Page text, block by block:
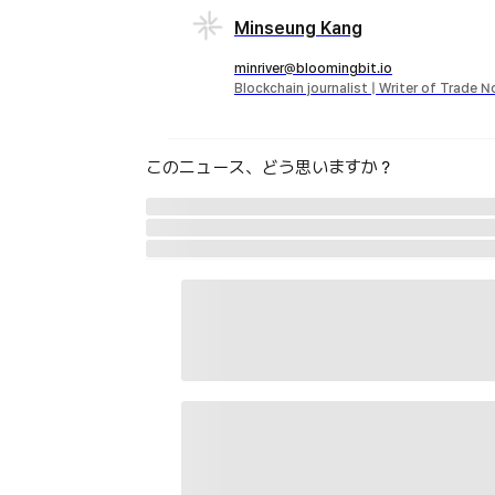
Minseung Kang
minriver@bloomingbit.io
Blockchain journalist | Writer of Trade
このニュース、どう思いますか？